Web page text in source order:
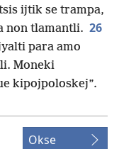
ijtik se trampa,
non tlamantli. 26
para amo
Moneki
kipojpoloskej”.
Okse